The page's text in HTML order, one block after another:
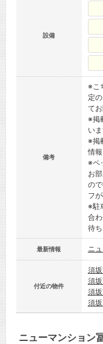
設備
備考
※こ
定
て
※掲
い
※掲
情
※ペ
お
の
フ
※駐
合
待ち
最新情報 ニ
付近の物件
須
須
須
須
ニューマンション